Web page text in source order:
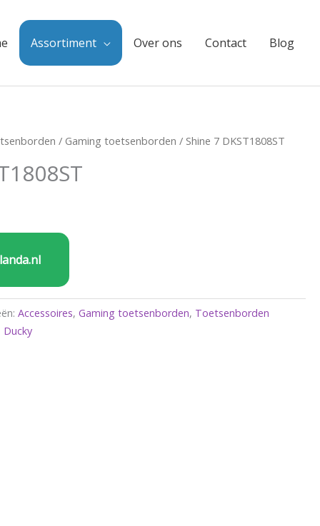
Assortiment Over ons Contact Blog
/ Gaming toetsenborden / Shine 7 DKST1808ST
Accessoires,Gaming toetsenborden, Toetsenborden